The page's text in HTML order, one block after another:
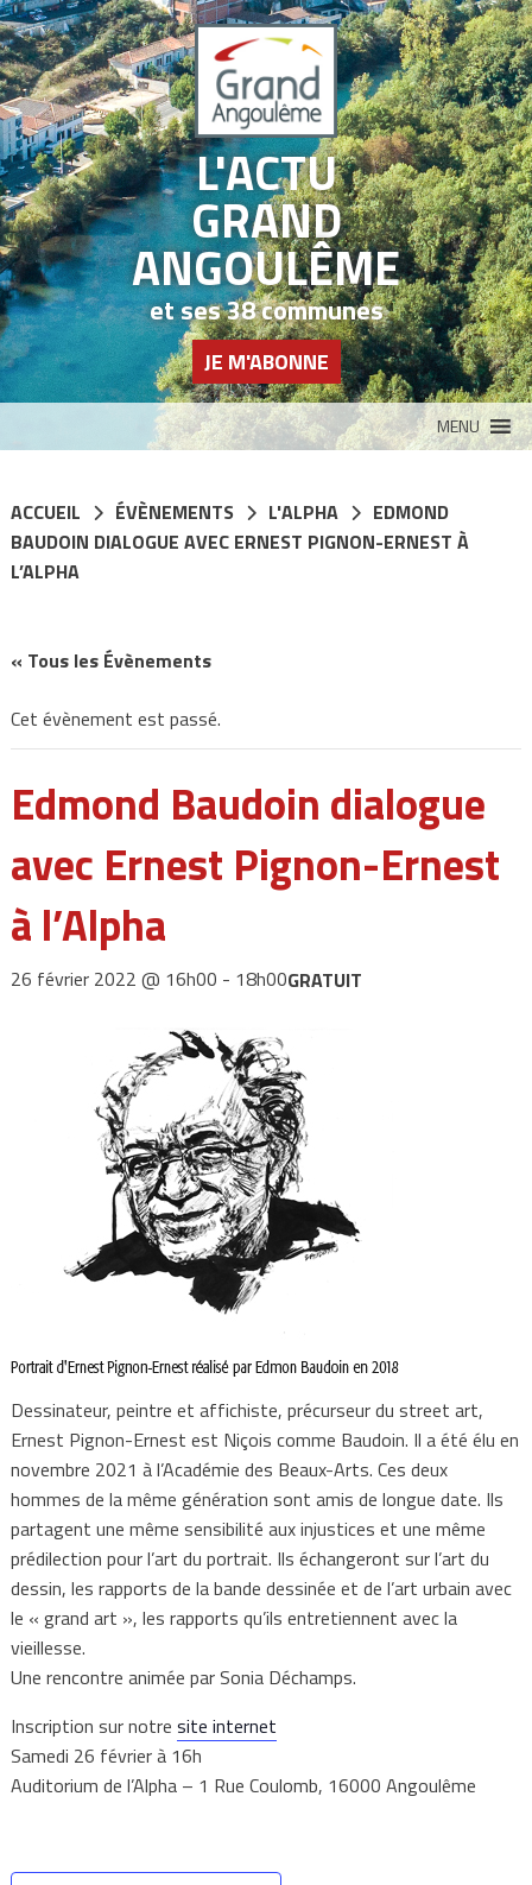
L'ACTU
GRAND
ANGOULÊME
et ses 38 communes
JE M'ABONNE
MENU
ACCUEIL ÉVÈNEMENTS L'ALPHA
EDMOND
BAUDOIN DIALOGUE AVEC ERNEST PIGNON-ERNEST À
L’ALPHA
« Tous les Évènements
Cet évènement est passé.
Edmond Baudoin dialogue
avec Ernest Pignon-Ernest
à l’Alpha
26 février 2022 @ 16h00 - 18h00GRATUIT
Dessinateur, peintre et affichiste, précurseur du street art,
Ernest Pignon-Ernest est Niçois comme Baudoin. Il a été élu en
novembre 2021 à l’Académie des Beaux-Arts. Ces deux
hommes de la même génération sont amis de longue date. Ils
partagent une même sensibilité aux injustices et une même
prédilection pour l’art du portrait. Ils échangeront sur l’art du
dessin, les rapports de la bande dessinée et de l’art urbain avec
le « grand art », les rapports qu’ils entretiennent avec la
vieillesse.
Une rencontre animée par Sonia Déchamps.
Inscription sur notre site internet
Samedi 26 février à 16h
Auditorium de l’Alpha – 1 Rue Coulomb, 16000 Angoulême
Panneau de gestion des cookies